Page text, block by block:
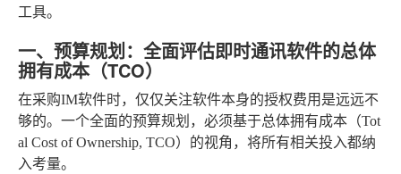
工具。
一、预算规划：全面评估即时通讯软件的总体
拥有成本（TCO）
在采购IM软件时，仅仅关注软件本身的授权费用是远远不
够的。一个全面的预算规划，必须基于总体拥有成本（Tot
al Cost of Ownership, TCO）的视角，将所有相关投入都纳
入考量。